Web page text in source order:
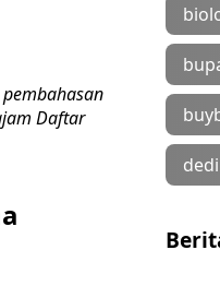
pembahasan
Daftar